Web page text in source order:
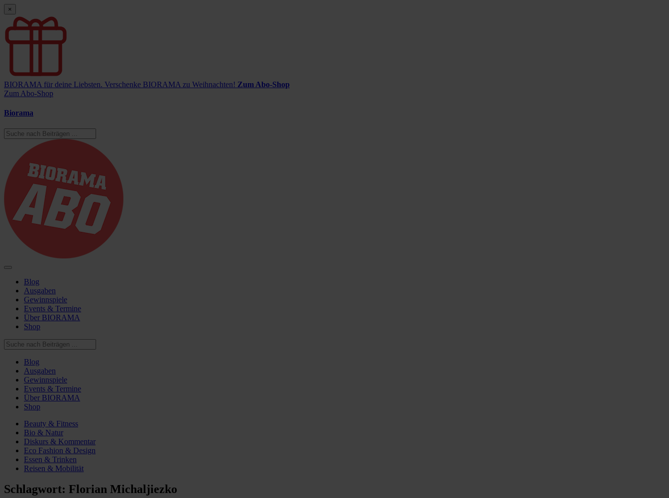
×
BIORAMA für deine Liebsten. Verschenke BIORAMA zu Weihnachten! Zum Abo-Shop
Zum Abo-Shop
Biorama
Blog
Ausgaben
Gewinnspiele
Events & Termine
Über BIORAMA
Shop
Blog
Ausgaben
Gewinnspiele
Events & Termine
Über BIORAMA
Shop
Beauty & Fitness
Bio & Natur
Diskurs & Kommentar
Eco Fashion & Design
Essen & Trinken
Reisen & Mobilität
Schlagwort: Florian Michaljiezko